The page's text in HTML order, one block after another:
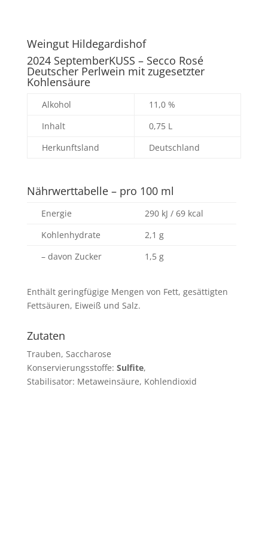
Weingut Hildegardishof
2024 SeptemberKUSS – Secco Rosé
Deutscher Perlwein mit zugesetzter
Kohlensäure
Alkohol
11,0 %
Inhalt
0,75 L
Herkunftsland
Deutschland
Nährwerttabelle – pro 100 ml
Energie
290 kJ / 69 kcal
Kohlenhydrate
2,1 g
– davon Zucker
1,5 g
Enthält geringfügige Mengen von Fett, gesättigten
Fettsäuren, Eiweiß und Salz.
Zutaten
Trauben, Saccharose
Konservierungsstoffe: Sulfite,
Stabilisator: Metaweinsäure, Kohlendioxid